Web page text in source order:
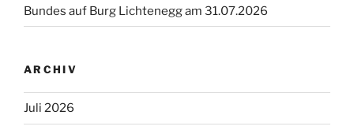
Bundes auf Burg Lichtenegg am 31.07.2026
ARCHIV
Juli 2026